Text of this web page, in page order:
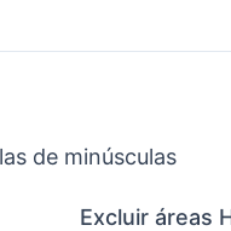
de minúsculas
Excluir áreas